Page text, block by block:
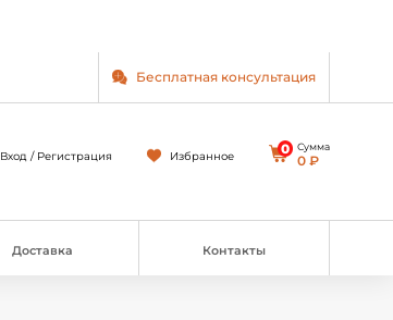
Бесплатная консультация
Вход / Регистрация Избранное 0 Сумма
0 ₽
Доставка Контакты